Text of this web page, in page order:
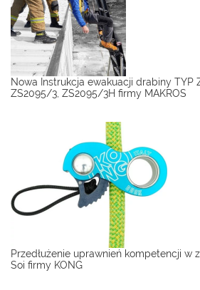
Nowa Instrukcja ewakuacji drabiny TYP
ZS2095/3, ZS2095/3H firmy MAKROS
Przedłużenie uprawnień kompetencji w
Soi firmy KONG